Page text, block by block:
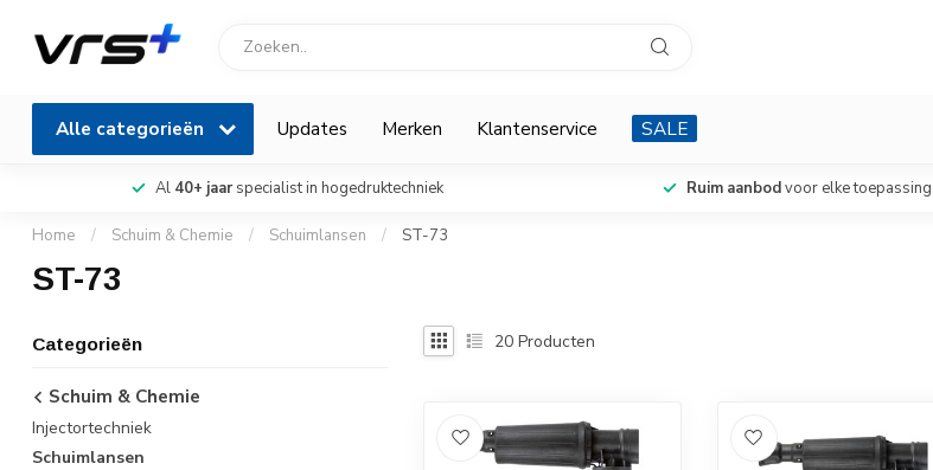
Alle categorieën Updates Merken Klantenservice SALE
Al 40+ jaarspecialist in hogedruktechniek Ruim aanbodvoor elke toepassing
Home / Schuim & Chemie / Schuimlansen / ST-73
ST-73
Categorieën
Schuim & Chemie
Injectortechniek
Schuimlansen
20 Producten